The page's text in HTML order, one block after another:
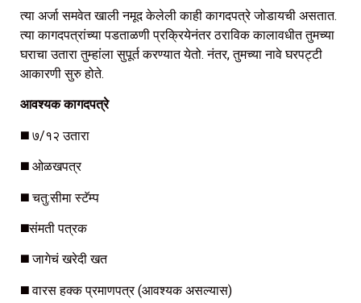
त्या अर्जा समवेत खाली नमूद केलेली काही कागदपत्रे जोडायची असतात.
त्या कागदपत्रांच्या पडताळणी प्रक्रियेनंतर ठराविक कालावधीत तुमच्या
घराचा उतारा तुम्हांला सुपूर्त करण्यात येतो. नंतर, तुमच्या नावे घरपट्टी
आकारणी सुरु होते.
आवश्यक कागदपत्रे
◼️ ७/१२ उतारा
◼️ ओळखपत्र
◼️ चतु:सीमा स्टॅम्प
◼️संमती पत्रक
◼️ जागेचं खरेदी खत
◼️ वारस हक्क प्रमाणपत्र (आवश्यक असल्यास)